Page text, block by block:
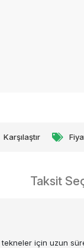
Karşılaştır
Taksit
için uzun